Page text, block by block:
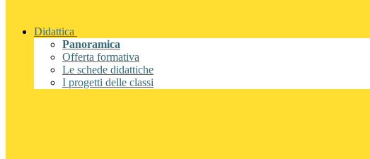
Didattica
Panoramica
Offerta formativa
Le schede didattiche
I progetti delle classi